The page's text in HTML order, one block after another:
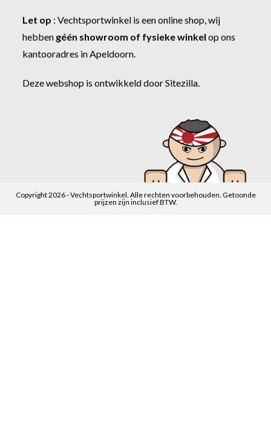
Let op :Vechtsportwinkel is een online shop, wij
hebben géén showroom of fysieke winkel op ons
kantooradres in Apeldoorn.
Deze webshop is ontwikkeld doorSitezilla.
Copyright 2026 - Vechtsportwinkel. Alle rechten voorbehouden. Getoonde
prijzen zijn inclusief BTW.